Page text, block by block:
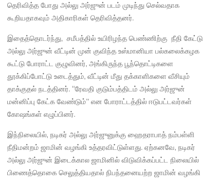
தெரிவித்த போது அல்லு அர்ஜுன் படம் முடிந்து செல்வதாக
கூறியதாகவும் அதிகாரிகள் தெரிவித்தனர்.
இதைத்தொடர்ந்து, சமீபத்தில் உயிரிழந்த பெண்ணிற்கு நீதி கேட்டு
அல்லு அர்ஜுன் வீட்டின் முன் குவிந்த உஸ்மானியா பல்கலைக்கழக
கூட்டு போராட்ட குழுவினர், அங்கிருந்த பூந்தொட்டிகளை
தூக்கிப்போட்டு உடைத்தும், வீட்டின் மீது தக்காளிகளை வீசியும்
தாக்குதல் நடத்தினர். “ரேவதி குடும்பத்திடம் அல்லு அர்ஜுன்
மன்னிப்பு கேட்க வேண்டும்” என போராட்டத்தில் ஈடுபட்டவர்கள்
கோஷங்கள் எழுப்பினர்.
இந்நிலையில், நடிகர் அல்லு அர்ஜுனுக்கு ஹைதராபாத் நம்பள்ளி
நீதிமன்றம் ஜாமின் வழங்கி உத்தரவிட்டுள்ளது. ஏற்கனவே, நடிகர்
அல்லு அர்ஜுன் இடைக்கால ஜாமினில் விடுவிக்கப்பட்ட நிலையில்
பிணைத்தொகை செலுத்தியதால் நிபந்தனையற்ற ஜாமின் வழங்கி